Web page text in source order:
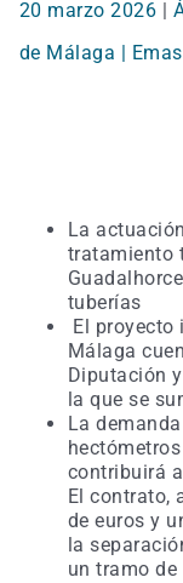
20 marzo 2026 |
de Málaga |
La
tratamiento
tuberías
El
Málaga
Diputación
la que se
La
contribuirá
El contrato,
de euros y
la
un tramo de